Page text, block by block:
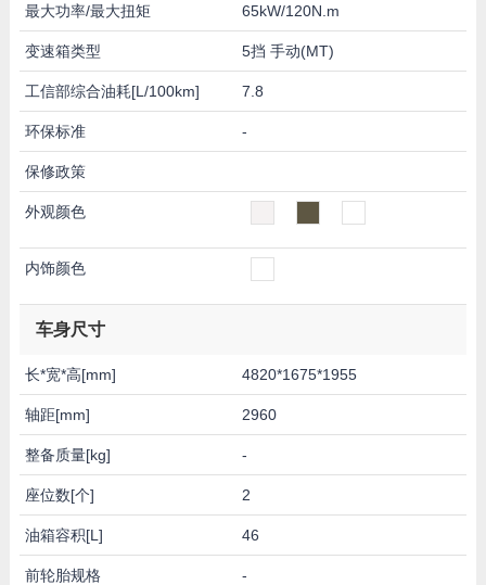
最大功率/最大扭矩 65kW/120N.m
变速箱类型 5挡 手动(MT)
工信部综合油耗[L/100km] 7.8
环保标准 -
保修政策
外观颜色
内饰颜色
车身尺寸
长*宽*高[mm] 4820*1675*1955
轴距[mm] 2960
整备质量[kg] -
座位数[个] 2
油箱容积[L] 46
前轮胎规格 -